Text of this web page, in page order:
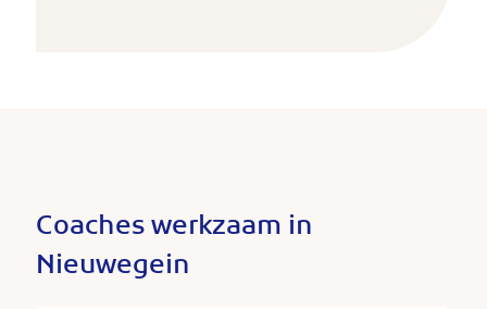
Coaches werkzaam in
Nieuwegein